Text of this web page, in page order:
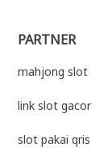
PARTNER
mahjong slot
link slot gacor
slot pakai qris